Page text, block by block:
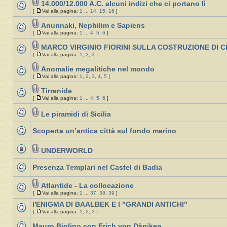
14.000/12.000 A.C. alcuni indizi che ci portano lì
[ Vai alla pagina: 1 ... 14, 15, 16 ]
Anunnaki, Nephilim e Sapiens
[ Vai alla pagina: 1 ... 4, 5, 6 ]
MARCO VIRGINIO FIORINI SULLA COSTRUZIONE DI
[ Vai alla pagina: 1, 2, 3 ]
Anomalie megalitiche nel mondo
[ Vai alla pagina: 1, 2, 3, 4, 5 ]
Tirrenide
[ Vai alla pagina: 1 ... 4, 5, 6 ]
Le piramidi di Sicilia
Scoperta un’antica città sul fondo marino
UNDERWORLD
Presenza Templari nel Castel di Badia
Atlantide - La collocazione
[ Vai alla pagina: 1 ... 37, 38, 39 ]
l'ENIGMA DI BAALBEK E I "GRANDI ANTICHI"
[ Vai alla pagina: 1, 2, 3 ]